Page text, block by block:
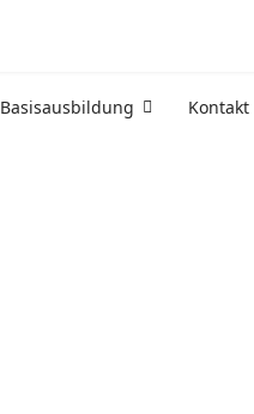
Basisausbildung Kontakt